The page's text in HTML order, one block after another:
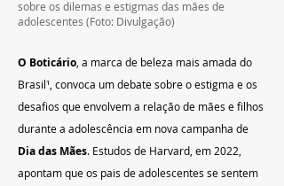
sobre os dilemas e estigmas das mães de
adolescentes (Foto: Divulgação)
O Boticário , a marca de beleza mais amada do
Brasil¹, convoca um debate sobre o estigma e os
desafios que envolvem a relação de mães e filhos
durante a adolescência em nova campanha de
Dia das Mães. Estudos de Harvard, em 2022,
apontam que os pais de adolescentes se sentem